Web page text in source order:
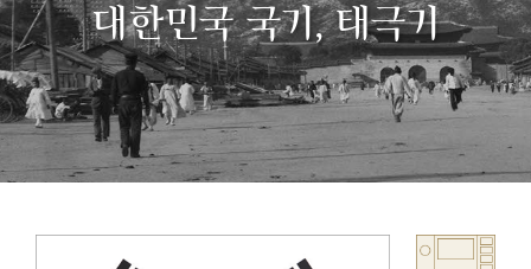
대한민국 국기, 태극기